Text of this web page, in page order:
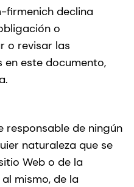
firmenich declina
o
o revisar las
este documento,
responsable de ningún
naturaleza que se
Web o de la
mismo, de la